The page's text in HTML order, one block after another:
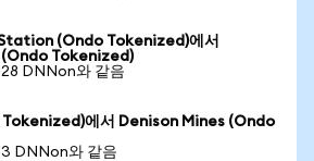
(Ondo Tokenized)에서
(Ondo Tokenized)
DNNon와 같음
에서 Denison Mines (Ondo
DNNon와 같음